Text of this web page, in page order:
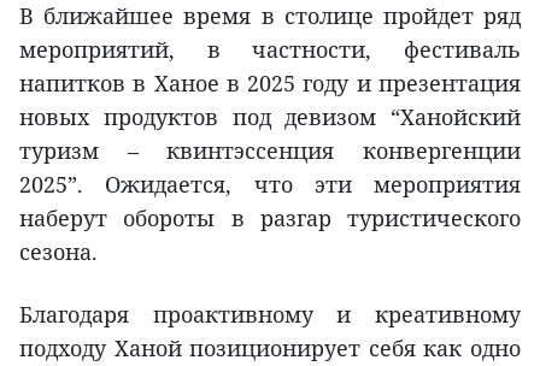
В ближайшее время в столице пройдет ряд
мероприятий, в частности, фестиваль
напитков в Ханое в 2025 году и презентация
новых продуктов под девизом “Ханойский
туризм – квинтэссенция конвергенции
2025”. Ожидается, что эти мероприятия
наберут обороты в разгар туристического
сезона.
Благодаря проактивному и креативному
подходу Ханой позиционирует себя как одно